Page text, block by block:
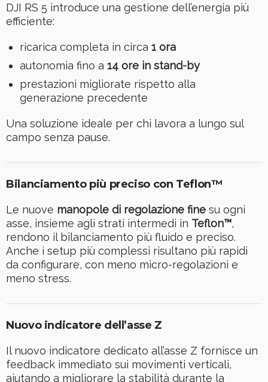
DJI RS 5 introduce una gestione dell’energia più
efficiente:
ricarica completa in circa 1 ora
autonomia fino a 14 ore in stand-by
prestazioni migliorate rispetto alla
generazione precedente
Una soluzione ideale per chi lavora a lungo sul
campo senza pause.
Bilanciamento più preciso con Teflon™
Le nuove manopole di regolazione fine su ogni
asse, insieme agli strati intermedi in Teflon™,
rendono il bilanciamento più fluido e preciso.
Anche i setup più complessi risultano più rapidi
da configurare, con meno micro-regolazioni e
meno stress.
Nuovo indicatore dell’asse Z
Il nuovo indicatore dedicato all’asse Z fornisce un
feedback immediato sui movimenti verticali,
aiutando a migliorare la stabilità durante la